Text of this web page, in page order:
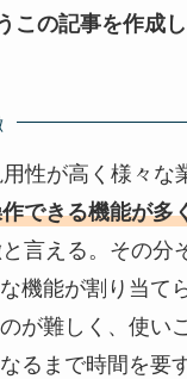
この記事を作成し
性が高く様々な
できる機能が多
言える。その分
機能が割り当て
が難しく、使い
るまで時間を要